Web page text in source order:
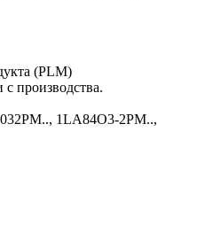
(PLM)
производства.
1LA84O3-2PM..,